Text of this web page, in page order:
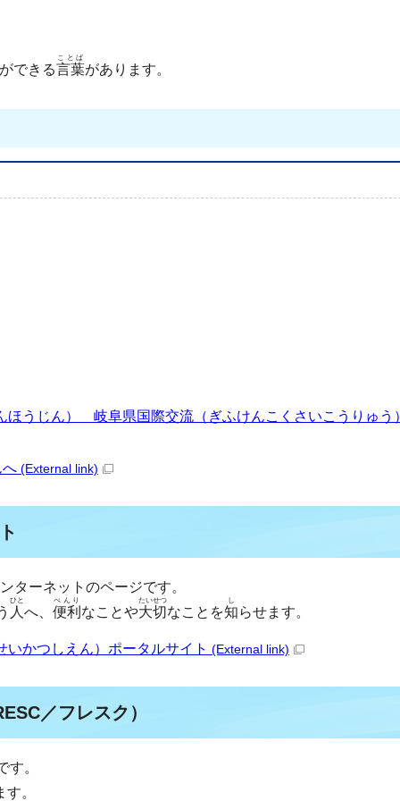
できる言葉
ことば
があります。
ほうじん） 岐阜県国際交流（ぎふけんこくさいこうりゅう
へ (External link)
ターネットのページです。
人
ひと
へ、 便利
べんり
なことや大切
たいせつ
なことを知
し
らせます。
かつしえん）ポータルサイト (External link)
／フレスク）
す。
。